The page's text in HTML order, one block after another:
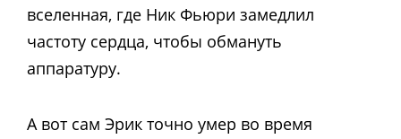
вселенная, где Ник Фьюри замедлил
частоту сердца, чтобы обмануть
аппаратуру.
А вот сам Эрик точно умер во время